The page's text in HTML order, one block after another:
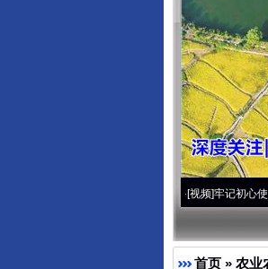
牢记初心使命 奋进复兴
首页 » 农业